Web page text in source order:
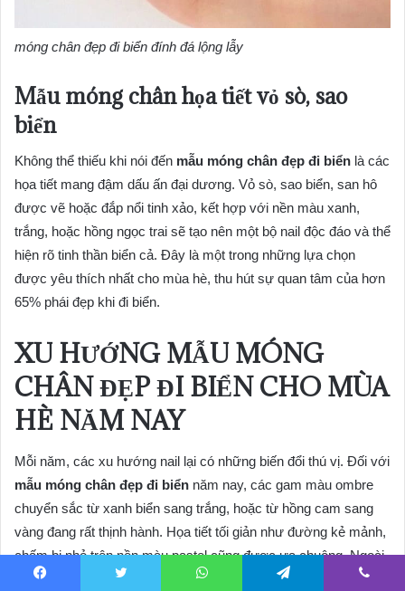
móng chân đẹp đi biển đính đá lộng lẫy
Mẫu móng chân họa tiết vỏ sò, sao
biển
Không thể thiếu khi nói đến mẫu móng chân đẹp đi biển là các
họa tiết mang đậm dấu ấn đại dương. Vỏ sò, sao biển, san hô
được vẽ hoặc đắp nổi tinh xảo, kết hợp với nền màu xanh,
trắng, hoặc hồng ngọc trai sẽ tạo nên một bộ nail độc đáo và thể
hiện rõ tinh thần biển cả. Đây là một trong những lựa chọn
được yêu thích nhất cho mùa hè, thu hút sự quan tâm của hơn
65% phái đẹp khi đi biển.
XU HƯỚNG MẪU MÓNG
CHÂN ĐẸP ĐI BIỂN CHO MÙA
HÈ NĂM NAY
Mỗi năm, các xu hướng nail lại có những biến đổi thú vị. Đối với
mẫu móng chân đẹp đi biển năm nay, các gam màu ombre
chuyển sắc từ xanh biển sang trắng, hoặc từ hồng cam sang
vàng đang rất thịnh hành. Họa tiết tối giản như đường kẻ mảnh,
chấm bi nhỏ trên nền màu pastel cũng được ưa chuộng. Ngoài
ra, xu hướng “mermaidcore” với hiệu ứng óng ánh như vảy cá